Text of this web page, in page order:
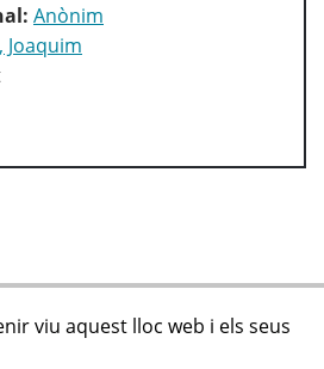
Anònim
Joaquim
viu aquest lloc web i els seus